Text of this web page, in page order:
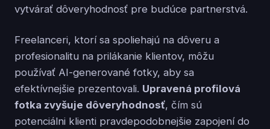
vytvárať dôveryhodnosť pre budúce partnerstvá.
Freelanceri, ktorí sa spoliehajú na dôveru a
profesionalitu na prilákanie klientov, môžu
používať AI-generované fotky, aby sa
efektívnejšie prezentovali. Upravená profilová
fotka zvyšuje dôveryhodnosť, čím sú
potenciálni klienti pravdepodobnejšie zapojení do